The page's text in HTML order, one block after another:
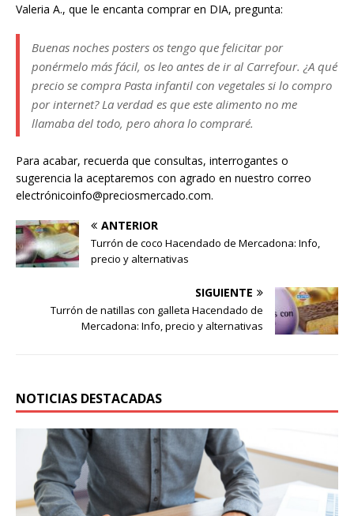
Valeria A., que le encanta comprar en DIA, pregunta:
Buenas noches posters os tengo que felicitar por
ponérmelo más fácil, os leo antes de ir al Carrefour. ¿A qué
precio se compra Pasta infantil con vegetales si lo compro
por internet? La verdad es que este alimento no me
llamaba del todo, pero ahora lo compraré.
Para acabar, recuerda que consultas, interrogantes o
sugerencia la aceptaremos con agrado en nuestro correo
electrónicoinfo@preciosmercado.com.
ANTERIOR
Turrón de coco Hacendado de Mercadona: Info,
precio y alternativas
SIGUIENTE
Turrón de natillas con galleta Hacendado de
Mercadona: Info, precio y alternativas
NOTICIAS DESTACADAS